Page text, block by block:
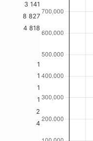
3 141
8 827
4 818
1
1
1
1
2
4